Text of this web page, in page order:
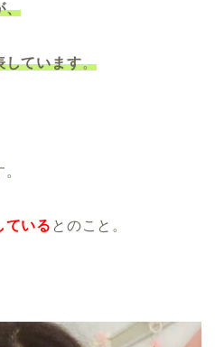
、
しています。
ている とのこと。